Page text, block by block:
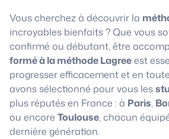
Vous cherchez à découvrir la
incroyables bienfaits ? Que vous
confirmé ou débutant, être
formé à la méthode Lagreeest
progresser efficacement et en
avons sélectionné pour vous les
plus réputés en France : à Paris,
ou encore Toulouse, chacun
dernière génération.